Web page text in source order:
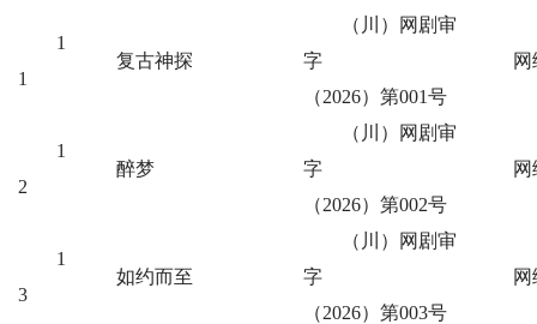
1
1
复古神探
（川）网剧审
字
（2026）第001号
1
2
醉梦
（川）网剧审
字
（2026）第002号
1
3
如约而至
（川）网剧审
字
（2026）第003号